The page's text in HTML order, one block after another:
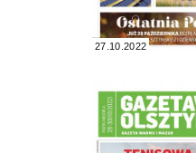
27.10.2022